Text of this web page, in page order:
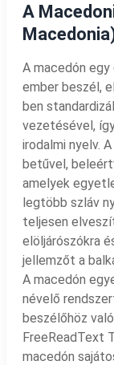
A
A macedón
ember beszél,
ben
vezetésével,
irodalmi nyelv.
betűvel,
amelyek
legtöbb szláv
teljesen
elöljárószókra
jellemzőt a
A macedón
névelő
beszélőhöz
FreeReadText
macedón